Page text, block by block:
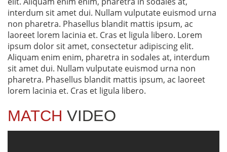
interdum sit amet dui. Nullam vulputate euismod urna
non pharetra. Phasellus blandit mattis ipsum, ac
laoreet lorem lacinia et. Cras et ligula libero. Lorem
ipsum dolor sit amet, consectetur adipiscing elit.
Aliquam enim enim, pharetra in sodales at, interdum
sit amet dui. Nullam vulputate euismod urna non
pharetra. Phasellus blandit mattis ipsum, ac laoreet
lorem lacinia et. Cras et ligula libero.
MATCH VIDEO